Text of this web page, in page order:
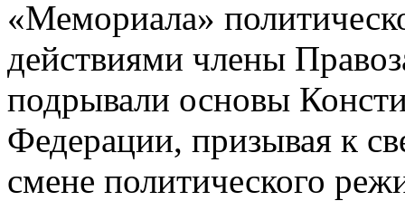
«Мемориала»
действиями члены
подрывали основы
Федерации, призывая к
смене политического